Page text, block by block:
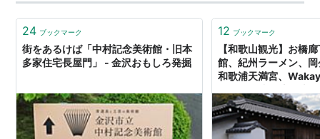
https://mainichi.jp/articles/2…
24 ブックマーク
街をあるけば「中村記念美術館・旧本
多家住宅長屋門」 - 金沢おもしろ発掘
12 ブックマーク
【和歌山観光】お橋
館、紀州ラーメン、
和歌浦天満宮、
（^^)) - ヨーロッパ旅
諸々）